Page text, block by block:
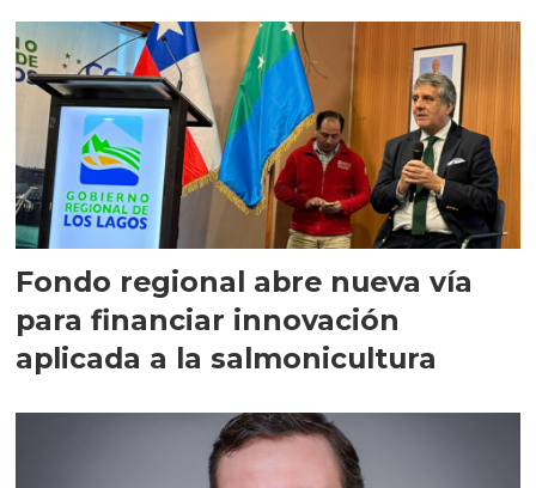
Fondo regional abre nueva vía
para financiar innovación
aplicada a la salmonicultura